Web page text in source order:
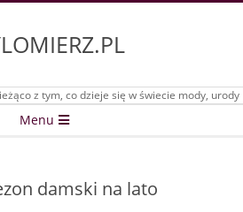
z tym, co dzieje się w świecie mody, urody
Menu
damski na lato